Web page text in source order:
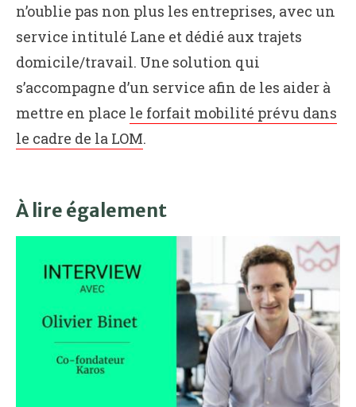
n’oublie pas non plus les entreprises, avec un
service intitulé Lane et dédié aux trajets
domicile/travail. Une solution qui
s’accompagne d’un service afin de les aider à
mettre en place le forfait mobilité prévu dans
le cadre de la LOM.
À lire également